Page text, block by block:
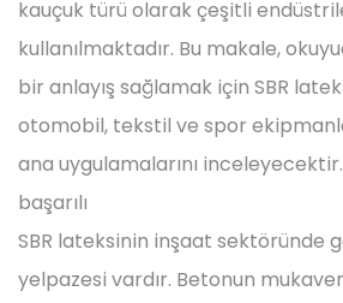
kauçuk türü olarak çeşitli
kullanılmaktadır. Bu makale,
bir anlayış sağlamak için SBR
otomobil, tekstil ve spor
ana uygulamalarını inceleyecektir.
başarılı
SBR lateksinin inşaat sektöründe
yelpazesi vardır. Betonun